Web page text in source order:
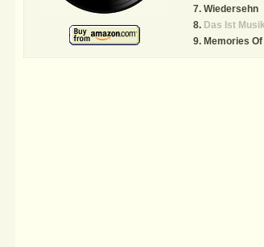
Wiedersehn
Das Ist
Memories